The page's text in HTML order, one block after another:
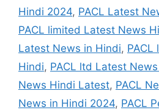
Hindi 2024, PACL Latest
PACL limited Latest News
Latest News in Hindi, PACL
Hindi, PACL ltd Latest
News Hindi Latest, PACL
News in Hindi 2024, PACL